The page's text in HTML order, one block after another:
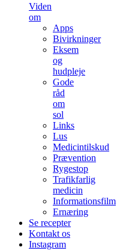
Viden
om
Apps
Bivirkninger
Eksem
og
hudpleje
Gode
råd
om
sol
Links
Lus
Medicintilskud
Prævention
Rygestop
Trafikfarlig
medicin
Informationsfilm
Ernæring
Se recepter
Kontakt os
Instagram